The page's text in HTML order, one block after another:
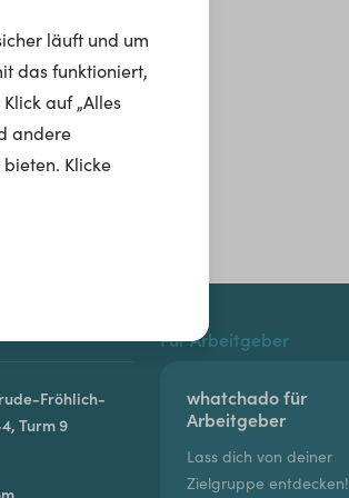
Fröhlich-
Turm 9
Für Arbeitgeber
whatchado für
Arbeitgeber
Lass dich von deiner
Zielgruppe entdecken!
läuft und um
das funktioniert,
auf „Alles
andere
Klicke